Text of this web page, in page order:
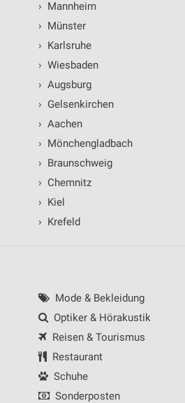
› Mannheim
› Münster
› Karlsruhe
› Wiesbaden
› Augsburg
› Gelsenkirchen
› Aachen
› Mönchengladbach
› Braunschweig
› Chemnitz
› Kiel
› Krefeld
Mode & Bekleidung
Optiker & Hörakustik
Reisen & Tourismus
Restaurant
Schuhe
Sonderposten